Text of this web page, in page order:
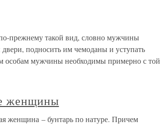
прежнему такой вид, словно мужчины
подносить им чемоданы и уступать
особам мужчины необходимы примерно с той
женщины
– бунтарь по натуре. Причем